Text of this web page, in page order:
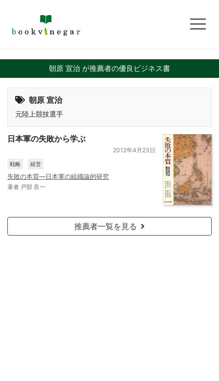
朝原 宣治 が推薦者の優良ビジネス書
朝原 宣治
元陸上競技選手
日本軍の失敗から学ぶ
2012年4月23日
戦略 経営
失敗の本質―日本軍の組織論的研究
著者 戸部 良一
推薦者一覧を見る